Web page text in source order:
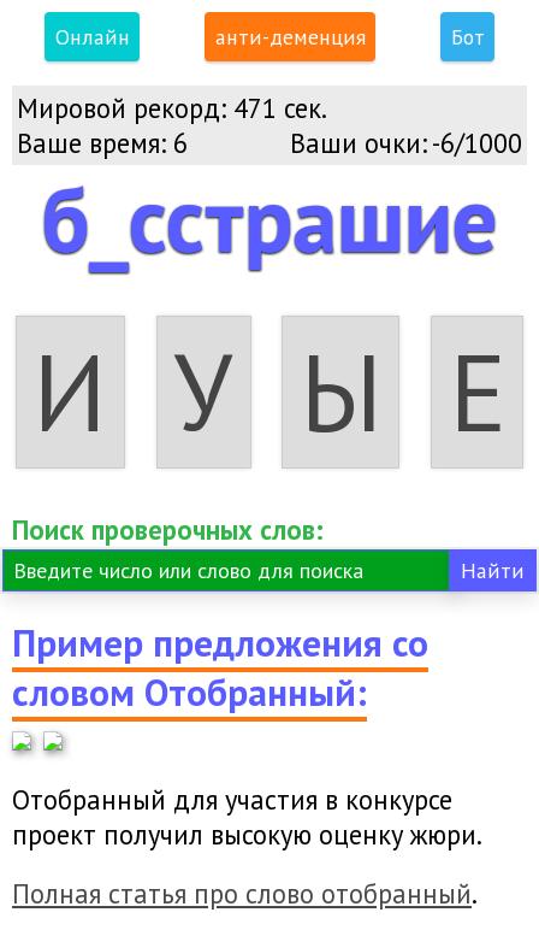
Онлайн анти-деменция Бот
Мировой рекорд: 471 сек.
Ваше время: 6 Ваши очки:-6/1000
б_сстрашие
И У Ы Е
Поиск проверочных слов:
Пример предложения со
словом Отобранный:
Отобранный для участия в конкурсе
проект получил высокую оценку жюри.
Полная статья про слово отобранный.